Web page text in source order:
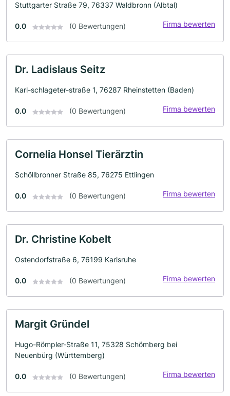
Stuttgarter Straße 79, 76337 Waldbronn (Albtal)
0.0 (0 Bewertungen) Firma bewerten
Dr. Ladislaus Seitz
Karl-schlageter-straße 1, 76287 Rheinstetten (Baden)
0.0 (0 Bewertungen) Firma bewerten
Cornelia Honsel Tierärztin
Schöllbronner Straße 85, 76275 Ettlingen
0.0 (0 Bewertungen) Firma bewerten
Dr. Christine Kobelt
Ostendorfstraße 6, 76199 Karlsruhe
0.0 (0 Bewertungen) Firma bewerten
Margit Gründel
Hugo-Römpler-Straße 11, 75328 Schömberg bei
Neuenbürg (Württemberg)
0.0 (0 Bewertungen) Firma bewerten